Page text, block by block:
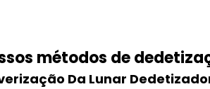
métodos de
Da Lunar